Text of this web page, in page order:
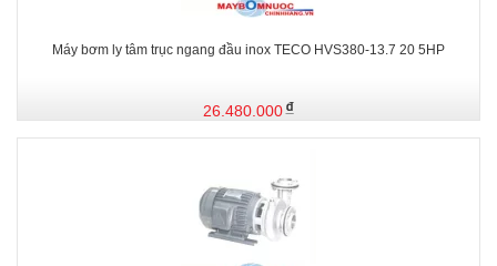
Máy bơm ly tâm trục ngang đầu inox TECO HVS380-13.7 20 5HP
26.480.000